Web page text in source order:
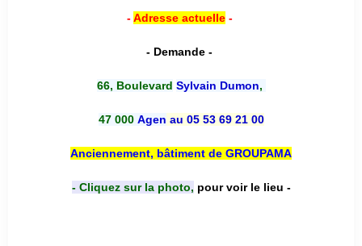
-Adresse actuelle-
- Demande -
66, Boulevard Sylvain Dumon,
47 000 Agen au 05 53 69 21 00
Anciennement, bâtiment de GROUPAMA
- Cliquez sur la photo, pour voir le lieu -